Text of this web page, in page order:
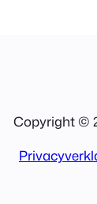
Copyright ©